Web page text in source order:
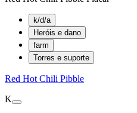
k/d/a
Heróis e dano
farm
Torres e suporte
Red Hot Chili Pibble
K